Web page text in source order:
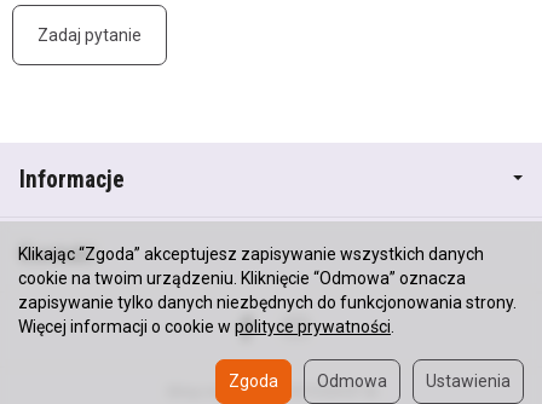
Zadaj pytanie
Informacje
Kontakt
Sklep internetowy SOTESHOP AI
Klikając “Zgoda” akceptujesz zapisywanie wszystkich danych
cookie na twoim urządzeniu. Kliknięcie “Odmowa” oznacza
zapisywanie tylko danych niezbędnych do funkcjonowania strony.
Więcej informacji o cookie w polityce prywatności
Ustawienia
Odmowa
Zgoda